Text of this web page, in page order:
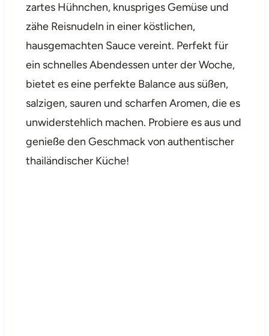
zartes Hühnchen, knuspriges Gemüse und
zähe Reisnudeln in einer köstlichen,
hausgemachten Sauce vereint. Perfekt für
ein schnelles Abendessen unter der Woche,
bietet es eine perfekte Balance aus süßen,
salzigen, sauren und scharfen Aromen, die es
unwiderstehlich machen. Probiere es aus und
genieße den Geschmack von authentischer
thailändischer Küche!